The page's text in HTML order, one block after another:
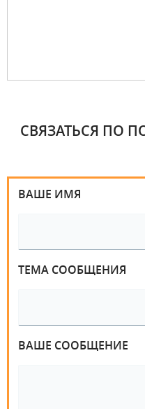
СВЯЗАТЬСЯ ПО
ВАШЕ ИМЯ
ТЕМА СООБЩЕНИЯ
ВАШЕ СООБЩЕНИЕ